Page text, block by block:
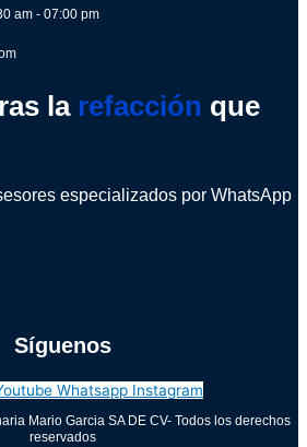
am - 07:00 pm
la refacción que
especializados por WhatsApp
Síguenos
Whatsapp Instagram
Mario Garcia SA DE CV- Todos los derechos
reservados